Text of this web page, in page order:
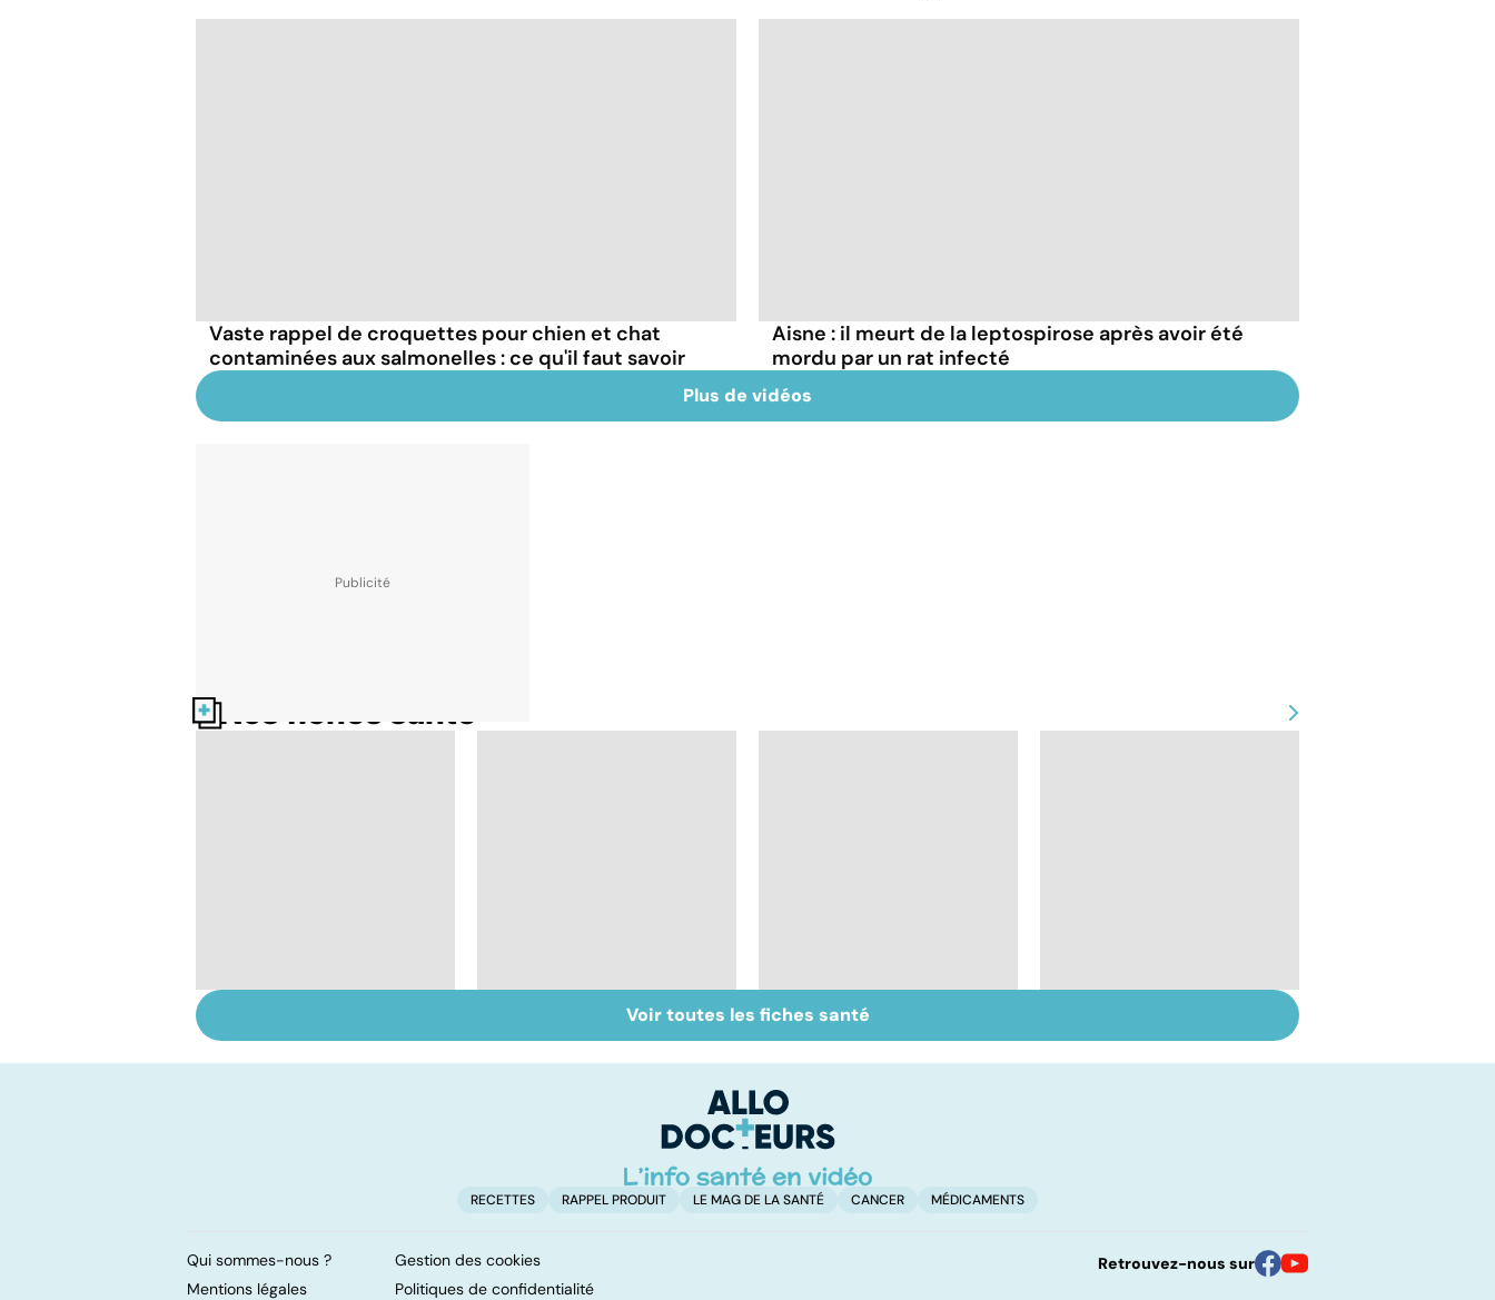
Vaste rappel de croquettes pour chien et chat
contaminées aux salmonelles : ce qu'il faut savoir
Aisne : il meurt de la leptospirose après avoir été
mordu par un rat infecté
Plus de vidéos
Nos fiches santé
infections
Inflammation des
amygdales : que faire
Suicide : prévenir le
passage à l'acte
complexe
Voir toutes les fiches santé
RECETTES RAPPEL PRODUIT LE MAG DE LA SANTÉ CANCER MÉDICAMENTS
Qui sommes-nous ?
Gestion des cookies
Mentions légales
Politiques de confidentialité
Retrouvez-nous sur